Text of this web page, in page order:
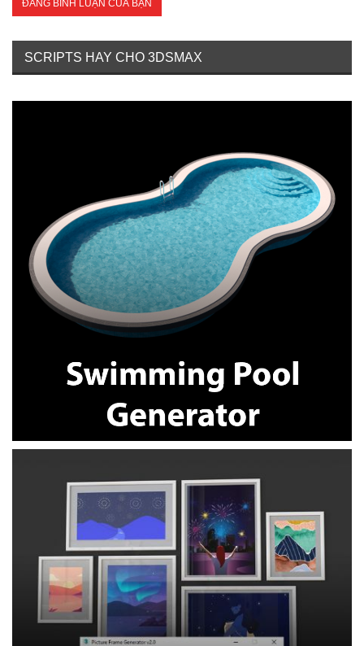
SCRIPTS HAY CHO 3DSMAX